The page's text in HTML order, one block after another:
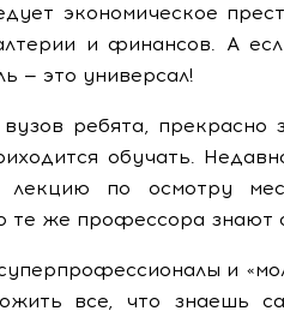
экономическое
и финансов. А
— это универсал!
ребята,
обучать.
лекцию по осмотру
те же профессора знают
и
все, что знаешь